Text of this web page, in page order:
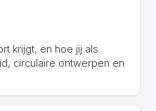
krijgt, en hoe jij als
circulaire ontwerpen en